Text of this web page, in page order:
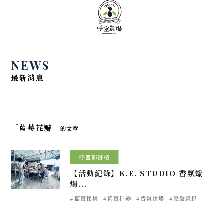
NEWS
最新消息
「藍莓花瓣」的文章
呼密部落格
【活動紀錄】K.E. STUDIO 香氛蠟
燭...
#藍莓採集 #藍莓花瓣 #香氛蠟燭 #體驗課程